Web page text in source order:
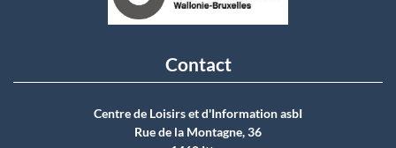
Contact
Centre de Loisirs et d'Information asbI
Rue de la Montagne, 36